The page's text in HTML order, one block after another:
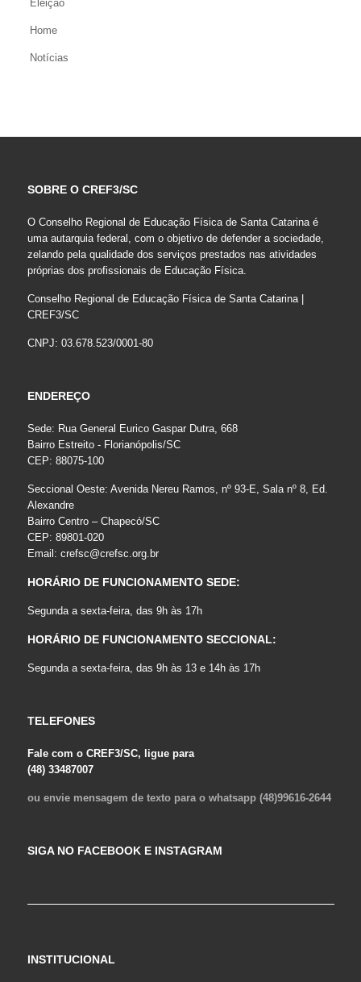
Eleição
Home
Notícias
SOBRE O CREF3/SC
O Conselho Regional de Educação Física de Santa Catarina é
uma autarquia federal, com o objetivo de defender a sociedade,
zelando pela qualidade dos serviços prestados nas atividades
próprias dos profissionais de Educação Física.
Conselho Regional de Educação Física de Santa Catarina |
CREF3/SC
CNPJ: 03.678.523/0001-80
ENDEREÇO
Sede: Rua General Eurico Gaspar Dutra, 668
Bairro Estreito - Florianópolis/SC
CEP: 88075-100
Seccional Oeste: Avenida Nereu Ramos, nº 93-E, Sala nº 8, Ed.
Alexandre
Bairro Centro – Chapecó/SC
CEP: 89801-020
Email: crefsc@crefsc.org.br
HORÁRIO DE FUNCIONAMENTO SEDE:
Segunda a sexta-feira, das 9h às 17h
HORÁRIO DE FUNCIONAMENTO SECCIONAL:
Segunda a sexta-feira, das 9h às 13 e 14h às 17h
TELEFONES
Fale com o CREF3/SC, ligue para
(48) 33487007
ou envie mensagem de texto para o whatsapp (48)99616-2644
SIGA NO FACEBOOK E INSTAGRAM
INSTITUCIONAL